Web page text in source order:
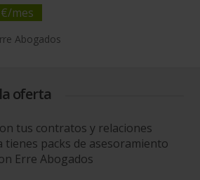
€/mes
Abogados
oferta
tus contratos y relaciones
tienes packs de asesoramiento
Erre Abogados